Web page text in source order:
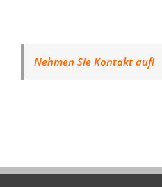
Nehmen Sie Kontakt auf!